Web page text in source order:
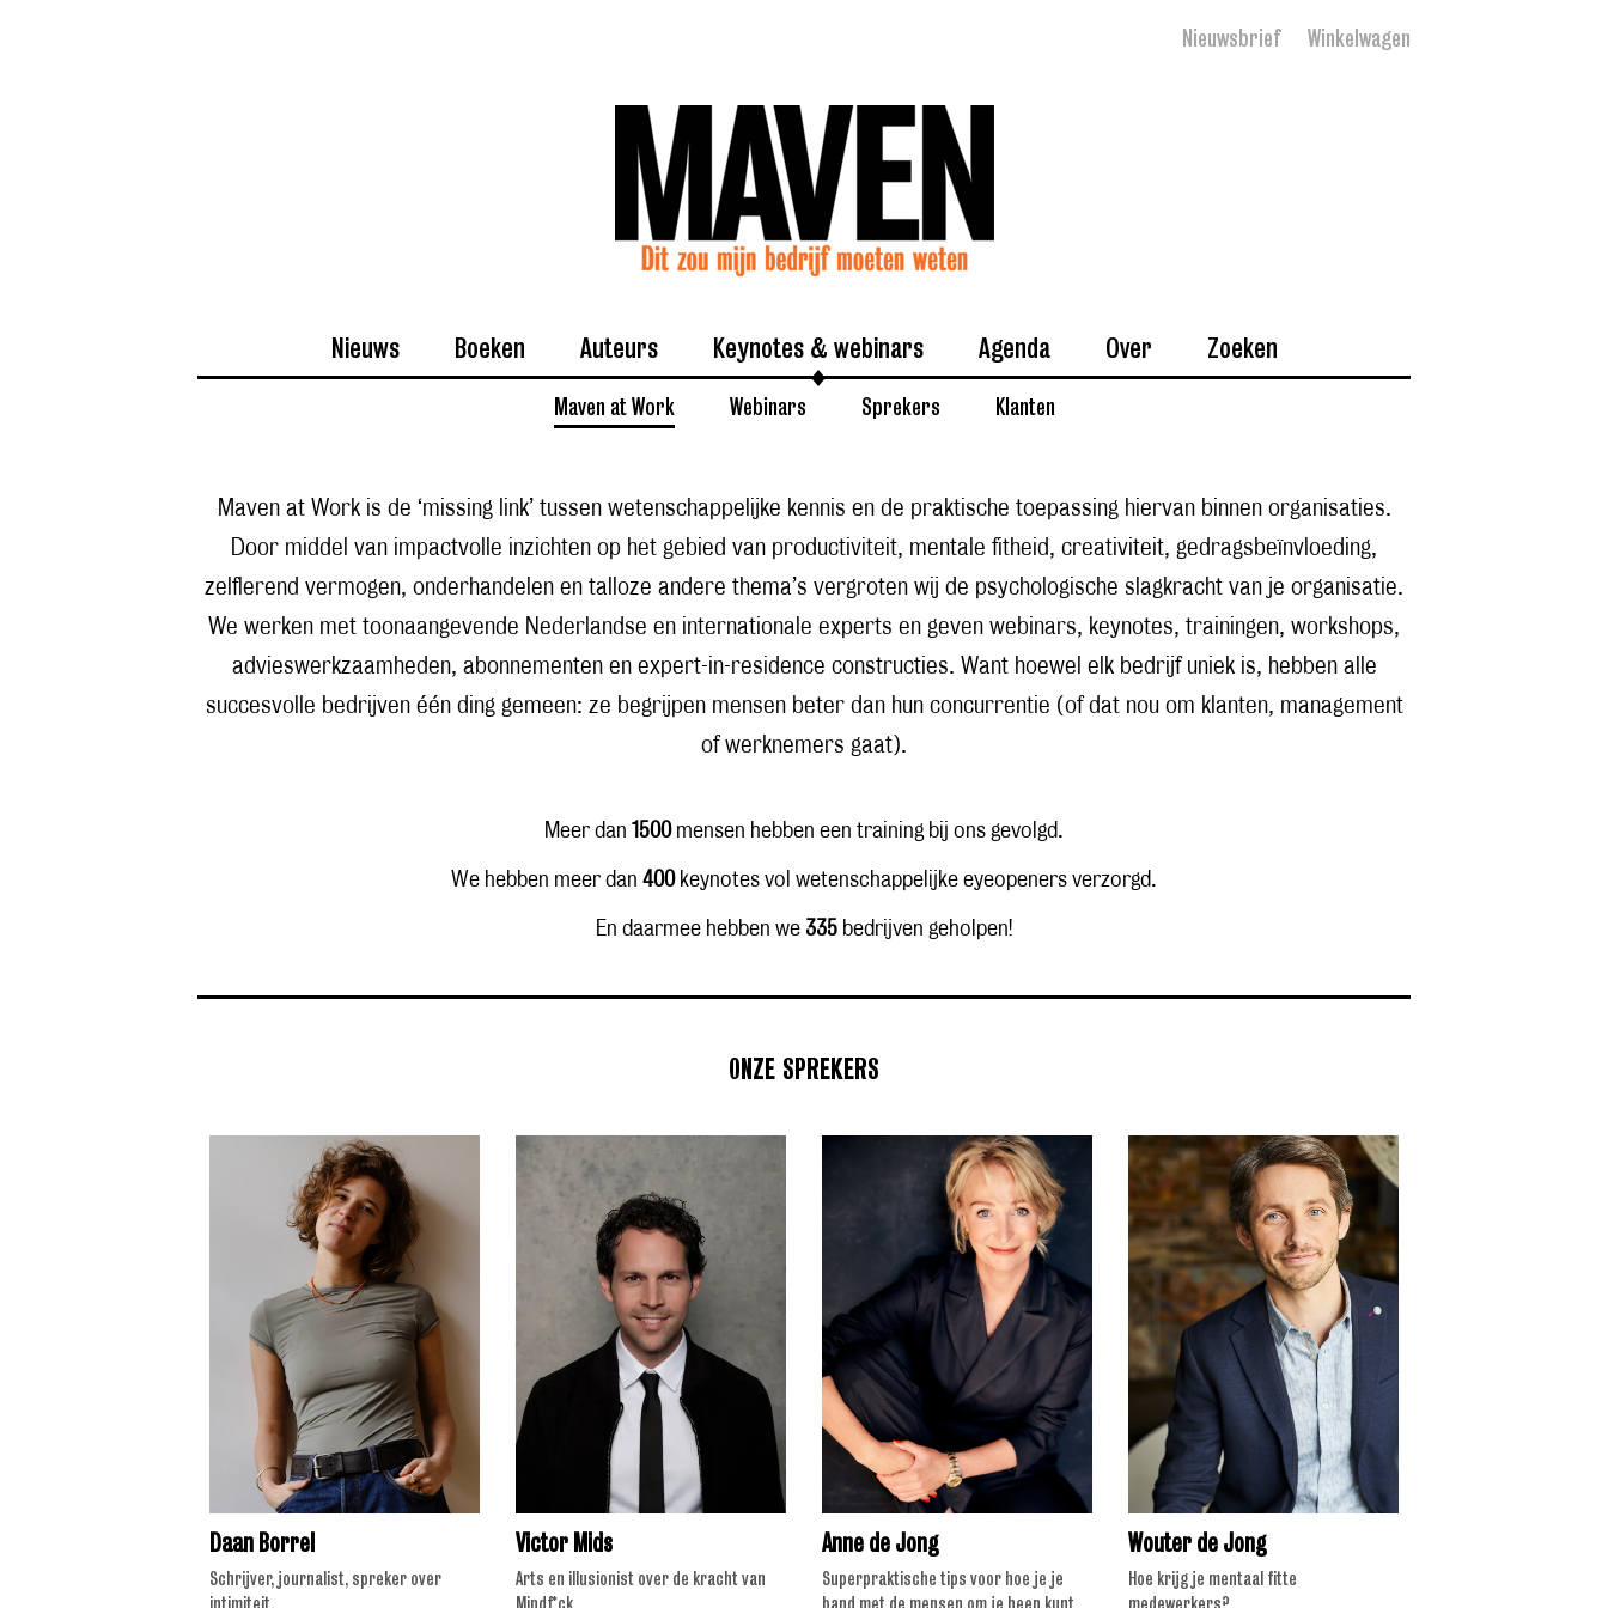
Nieuwsbrief Winkelwagen
Nieuws Boeken Auteurs Keynotes & webinars
Maven at Work Webinars Sprekers Klanten
Agenda Over Zoeken
Maven at Work is de ‘missing link’ tussen wetenschappelijke kennis en de praktische toepassing hiervan binnen organisaties.
Door middel van impactvolle inzichten op het gebied van productiviteit, mentale fitheid, creativiteit, gedragsbeïnvloeding,
zelflerend vermogen, onderhandelen en talloze andere thema’s vergroten wij de psychologische slagkracht van je organisatie.
We werken met toonaangevende Nederlandse en internationale experts en geven webinars, keynotes, trainingen, workshops,
advieswerkzaamheden, abonnementen en expert-in-residence constructies. Want hoewel elk bedrijf uniek is, hebben alle
succesvolle bedrijven één ding gemeen: ze begrijpen mensen beter dan hun concurrentie (of dat nou om klanten, management
of werknemers gaat).
Meer dan 1500mensen hebben een training bij ons gevolgd.
We hebben meer dan 400keynotes vol wetenschappelijke eyeopeners verzorgd.
En daarmee hebben we 335 bedrijven geholpen!
ONZE SPREKERS
Daan Borrel
Schrijver, journalist, spreker over
intimiteit.
Victor Mids
Arts en illusionist over de kracht van
Mindf*ck
Anne de Jong
Superpraktische tips voor hoe je je
band met de mensen om je heen kunt
Wouter de Jong
Hoe krijg je mentaal fitte
medewerkers?